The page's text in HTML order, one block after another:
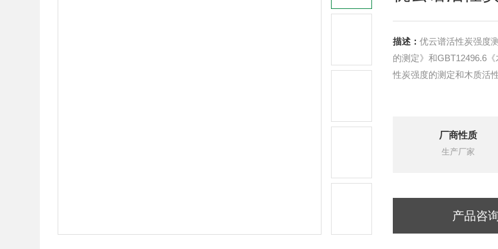
描述： 优云谱活性炭强度
的测定》和GBT12496.6
性炭强度的测定和木质活
厂商性质
生产厂家
产品咨